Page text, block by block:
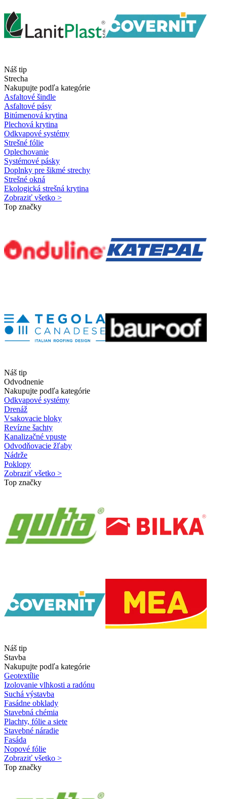
Náš tip
Strecha
Nakupujte podľa kategórie
Asfaltové šindle
Asfaltové pásy
Bitúmenová krytina
Plechová krytina
Odkvapové systémy
Strešné fólie
Oplechovanie
Systémové pásky
Doplnky pre šikmé strechy
Strešné okná
Ekologická strešná krytina
Zobraziť všetko >
Top značky
Náš tip
Odvodnenie
Nakupujte podľa kategórie
Odkvapové systémy
Drenáž
Vsakovacie bloky
Revízne šachty
Kanalizačné vpuste
Odvodňovacie žľaby
Nádrže
Poklopy
Zobraziť všetko >
Top značky
Náš tip
Stavba
Nakupujte podľa kategórie
Geotextílie
Izolovanie vlhkosti a radónu
Suchá výstavba
Fasádne obklady
Stavebná chémia
Plachty, fólie a siete
Stavebné náradie
Fasáda
Nopové fólie
Zobraziť všetko >
Top značky